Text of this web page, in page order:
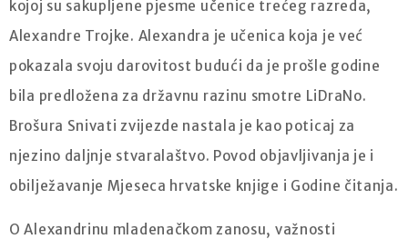
kojoj su sakupljene pjesme učenice trećeg razreda,
Alexandre Trojke. Alexandra je učenica koja je već
pokazala svoju darovitost budući da je prošle godine
bila predložena za državnu razinu smotre LiDraNo.
Brošura Snivati zvijezde nastala je kao poticaj za
njezino daljnje stvaralaštvo. Povod objavljivanja je i
obilježavanje Mjeseca hrvatske knjige i Godine čitanja.
O Alexandrinu mladenačkom zanosu, važnosti